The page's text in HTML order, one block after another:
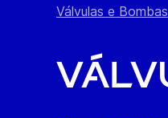
Válvulas e Bombas